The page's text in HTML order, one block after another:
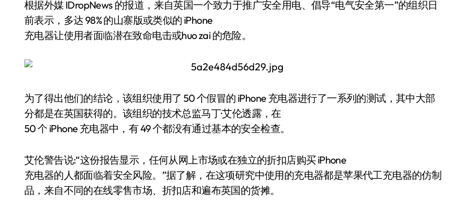
根据外媒 IDropNews 的报道，来自英国一个致力于推广安全用电、倡导“电气安全第一”的组织日
前表示，多达 98% 的山寨版或类似的 iPhone
充电器让使用者面临潜在致命电击或huo zai 的危险。
为了得出他们的结论，该组织使用了 50 个假冒的 iPhone 充电器进行了一系列的测试，其中大部
分都是在英国获得的。该组织的技术总监马丁·艾伦透露，在
50 个 iPhone 充电器中，有 49 个都没有通过基本的安全检查。
艾伦警告说:“这份报告显示，任何从网上市场或在独立的折扣店购买 iPhone
充电器的人都面临着安全风险。”据了解，在这项研究中使用的充电器都是苹果代工充电器的仿制
品，来自不同的在线零售市场、折扣店和遍布英国的货摊。